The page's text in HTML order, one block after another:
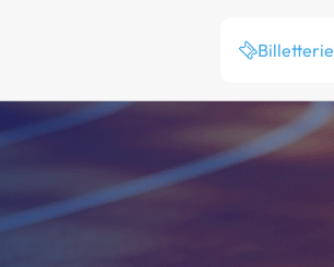
Billetterie